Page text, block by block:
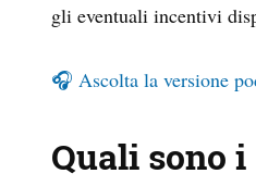
gli eventuali incentivi
🎧 Ascolta la versione
Quali sono i